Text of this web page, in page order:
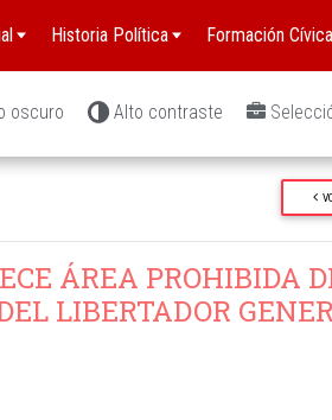
Historia Política Formación Cívica
oscuro Alto contraste
ÁREA PROHIBIDA
LIBERTADOR